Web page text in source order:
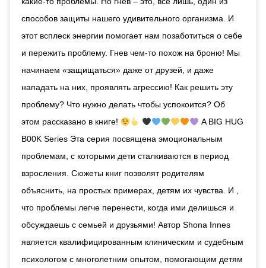
способов защиты нашего удивительного организма. И
этот всплеск энергии помогает нам позаботиться о себе
и пережить проблему. Гнев чем-то похож на броню! Мы
начинаем «защищаться» даже от друзей, и даже
нападать на них, проявлять агрессию! Как решить эту
проблему? Что нужно делать чтобы успокоится? Об
этом рассказано в книге!
A BIG HUG
B00K Series Эта серия посвящена эмоциональным
проблемам, с которыми дети сталкиваются в период
взросления. Сюжеты книг позволят родителям
объяснить, на простых примерах, детям их чувства. И ,
что проблемы легче перенести, когда ими делишься и
обсуждаешь с семьей и друзьями! Автор Shona Innes
является квалифицированным клиническим и судебным
психологом с многолетним опытом, помогающим детям